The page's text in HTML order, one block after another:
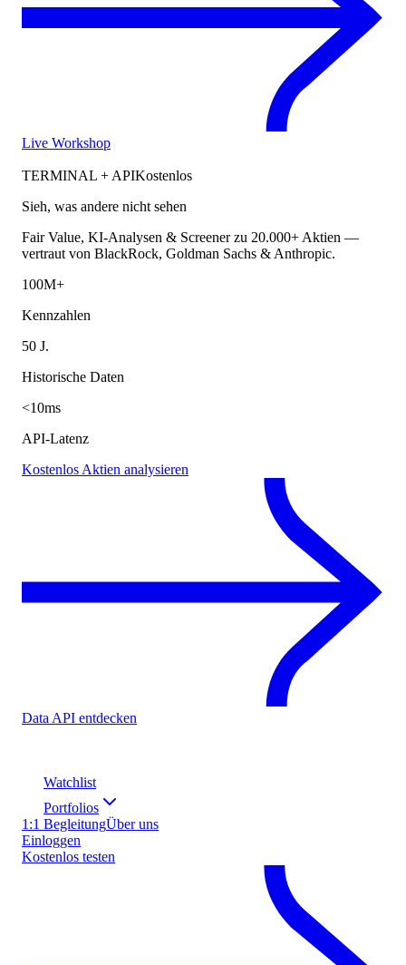
Live Workshop
TERMINAL + APIKostenlos
Sieh, was andere nicht sehen
Fair Value, KI-Analysen & Screener zu 20.000+ Aktien —
vertraut von BlackRock, Goldman Sachs & Anthropic.
100M+
Kennzahlen
50 J.
Historische Daten
<10ms
API-Latenz
Kostenlos Aktien analysieren
Data API entdecken
Watchlist
Portfolios
1:1 BegleitungÜber uns
Einloggen
Kostenlos testen